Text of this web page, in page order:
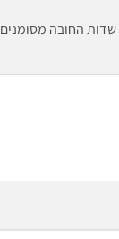
שדות החובה מסומנים